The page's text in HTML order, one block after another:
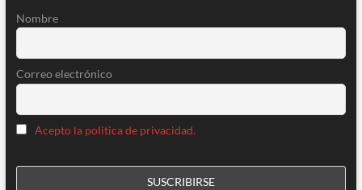
Nombre
Correo electrónico
Acepto la política de privacidad.